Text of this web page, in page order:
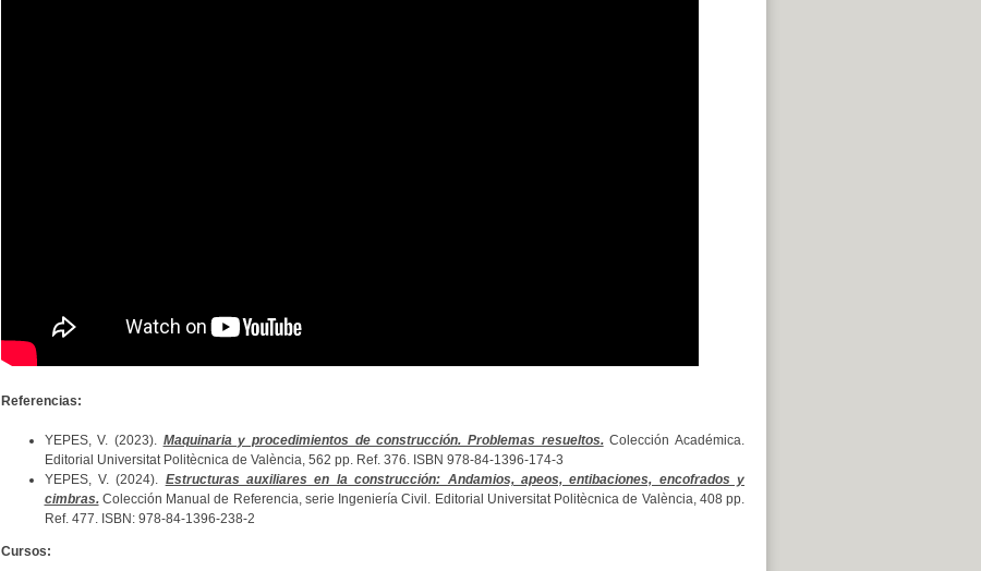
Referencias:
YEPES, V. (2023). Maquinaria y procedimientos de construcción. Problemas resueltos.Colección Académica.
Editorial Universitat Politècnica de València, 562 pp. Ref. 376. ISBN 978-84-1396-174-3
YEPES, V. (2024). Estructuras auxiliares en la construcción: Andamios, apeos, entibaciones, encofrados y
cimbras.Colección Manual de Referencia, serie Ingeniería Civil. Editorial Universitat Politècnica de València, 408 pp.
Ref. 477. ISBN: 978-84-1396-238-2
Cursos: